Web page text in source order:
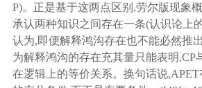
P)。正是基于这两点区别,劳尔版现象
承认两种知识之间存在一条(认识论上
认为,即便解释鸿沟存在也不能必然推
为解释鸿沟的存在充其量只能表明,CP
在逻辑上的等价关系。换句话说,APET